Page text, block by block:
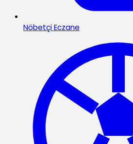
Nöbetçi Eczane